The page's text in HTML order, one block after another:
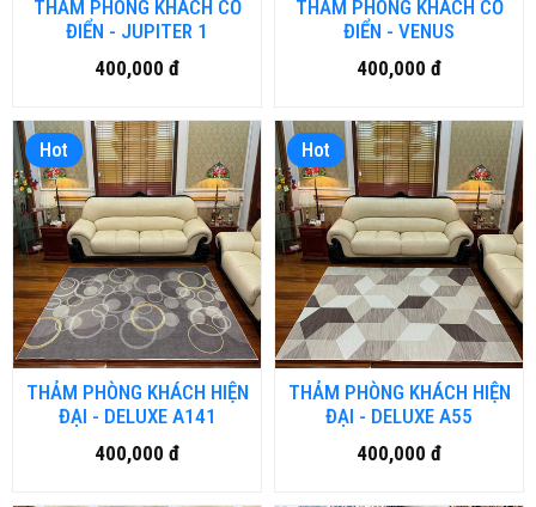
THẢM PHÒNG KHÁCH CỔ
ĐIỂN - JUPITER 1
400,000 đ
THẢM PHÒNG KHÁCH CỔ
ĐIỂN - VENUS
400,000 đ
Hot
THẢM PHÒNG KHÁCH HIỆN
ĐẠI - DELUXE A141
400,000 đ
Hot
THẢM PHÒNG KHÁCH HIỆN
ĐẠI - DELUXE A55
400,000 đ